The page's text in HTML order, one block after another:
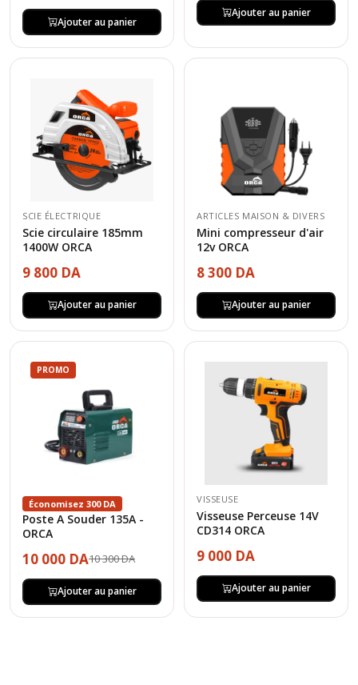
Ajouter au panier
Ajouter au panier
SCIE ÉLECTRIQUE
Scie circulaire 185mm
1400W ORCA
9 800 DA
Ajouter au panier
ARTICLES MAISON & DIVERS
Mini compresseur d'air
12v ORCA
8 300 DA
Ajouter au panier
PROMO
Économisez 300 DA
Poste A Souder 135A -
ORCA
10 000 DA10 300 DA
Ajouter au panier
VISSEUSE
Visseuse Perceuse 14V
CD314 ORCA
9 000 DA
Ajouter au panier